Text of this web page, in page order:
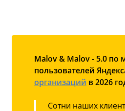
Malov & Malov - 5.0 по
пользователей
организаций в 2026
Сотни наших